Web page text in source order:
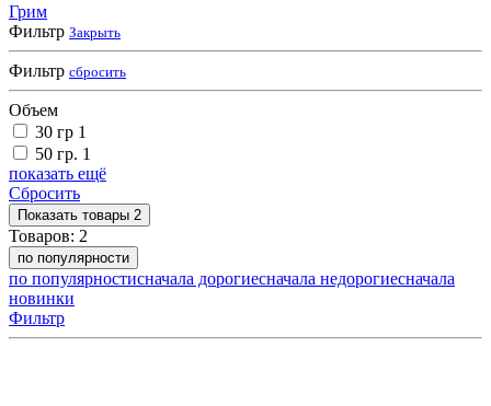
Грим
Фильтр Закрыть
Фильтр сбросить
Объем
30 гр 1
50 гр. 1
показать ещё
Сбросить
Показать товары 2
Товаров: 2
по популярности
по популярностисначала дорогиесначала недорогиесначала
новинки
Фильтр